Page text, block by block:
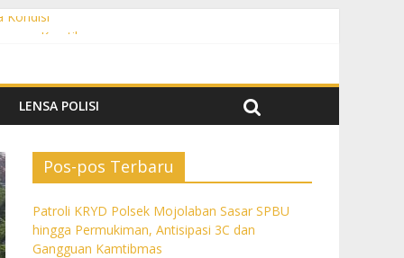
Kondisi
Gangguan Kamtibmas
Kamtibmas
LENSA POLISI
Pos-pos Terbaru
Patroli KRYD Polsek Mojolaban Sasar SPBU
hingga Permukiman, Antisipasi 3C dan
Gangguan Kamtibmas